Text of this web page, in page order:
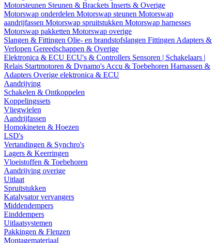
Motorsteunen Steunen & Brackets Inserts & Overige
Motorswap onderdelen Motorswap steunen Motorswap
aandrijfassen Motorswap spruitstukken Motorswap harnesses
Motorswap pakketten Motorswap overige
Slangen & Fittingen Olie- en brandstofslangen Fittingen Adapters &
Verlopen Gereedschappen & Overige
Elektronica & ECU ECU's & Controllers Sensoren | Schakelaars |
Relais Startmotoren & Dynamo's Accu & Toebehoren Harnassen &
Adapters Overige elektronica & ECU
Aandrijving
Schakelen & Ontkoppelen
Koppelingssets
Vliegwielen
Aandrijfassen
Homokineten & Hoezen
LSD's
Vertandingen & Synchro's
Lagers & Keerringen
Vloeistoffen & Toebehoren
Aandrijving overige
Uitlaat
Spruitstukken
Katalysator vervangers
Middendempers
Einddempers
Uitlaatsystemen
Pakkingen & Flenzen
Montagemateriaal